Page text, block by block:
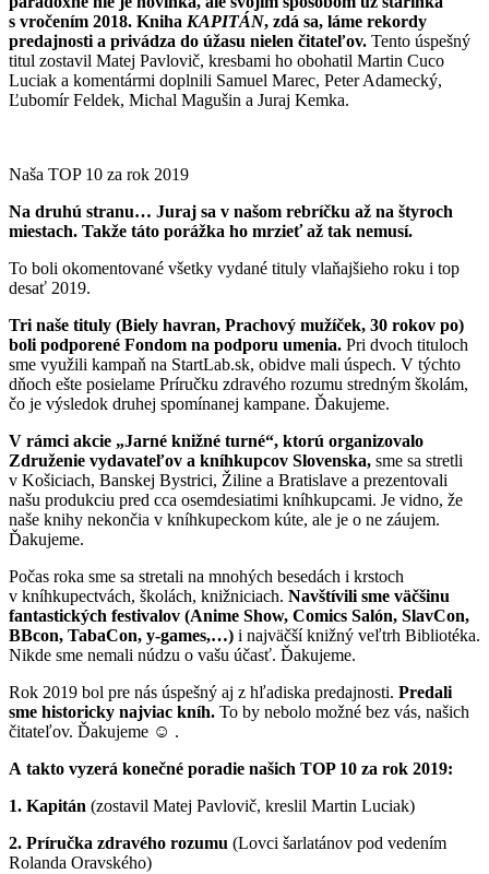
s vročením 2018. Kniha KAPITÁN, zdá sa, láme rekordy
predajnosti a privádza do úžasu nielen čitateľov. Tento úspešný
titul zostavil Matej Pavlovič, kresbami ho obohatil Martin Cuco
Luciak a komentármi doplnili Samuel Marec, Peter Adamecký,
Ľubomír Feldek, Michal Magušin a Juraj Kemka.
Naša TOP 10 za rok 2019
Na druhú stranu… Juraj sa v našom rebríčku až na štyroch
miestach. Takže táto porážka ho mrzieť až tak nemusí.
To boli okomentované všetky vydané tituly vlaňajšieho roku i top
desať 2019.
Tri naše tituly (Biely havran, Prachový mužíček, 30 rokov po)
boli podporené Fondom na podporu umenia. Pri dvoch tituloch
sme využili kampaň na StartLab.sk, obidve mali úspech. V týchto
dňoch ešte posielame Príručku zdravého rozumu stredným školám,
čo je výsledok druhej spomínanej kampane. Ďakujeme.
V rámci akcie „Jarné knižné turné“, ktorú organizovalo
Združenie vydavateľov a kníhkupcov Slovenska, sme sa stretli
v Košiciach, Banskej Bystrici, Žiline a Bratislave a prezentovali
našu produkciu pred cca osemdesiatimi kníhkupcami. Je vidno, že
naše knihy nekončia v kníhkupeckom kúte, ale je o ne záujem.
Ďakujeme.
Počas roka sme sa stretali na mnohých besedách i krstoch
v kníhkupectvách, školách, knižniciach. Navštívili sme väčšinu
fantastických festivalov (Anime Show, Comics Salón, SlavCon,
BBcon, TabaCon, y-games,…) i najväčší knižný veľtrh Bibliotéka.
Nikde sme nemali núdzu o vašu účasť. Ďakujeme.
Rok 2019 bol pre nás úspešný aj z hľadiska predajnosti. Predali
sme historicky najviac kníh. To by nebolo možné bez vás, našich
čitateľov. Ďakujeme ☺ .
A takto vyzerá konečné poradie našich TOP 10 za rok 2019:
1. Kapitán (zostavil Matej Pavlovič, kreslil Martin Luciak)
2. Príručka zdravého rozumu (Lovci šarlatánov pod vedením
Rolanda Oravského)